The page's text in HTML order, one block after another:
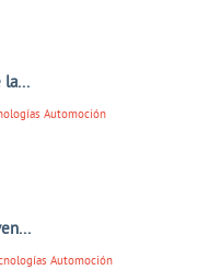
la...
Automoción
Automoción